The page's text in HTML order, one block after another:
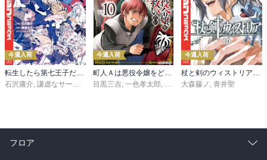
今週入荷
転生したら第七王子だったので、気ままに魔術を極めます（２４）
石沢庸介, 謙虚なサークル メル。
今週入荷
町人Ａは悪役令嬢をどうしても救いたい ～どぶと空と氷の姫君～１０【電子書店共通特典イラスト付】
目黒三吉, 一色孝太郎, Parum
今週入荷
杖と剣のウィストリア（１６）
大森藤ノ , 青井聖
フロア